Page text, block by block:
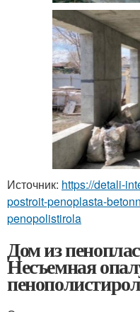
Источник: https://detali-
postroit-penoplasta-
penopolistirola
Дом из
Несъемная